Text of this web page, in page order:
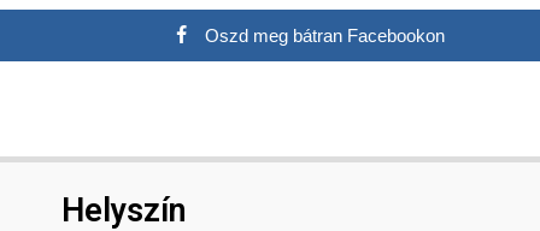
Oszd meg bátran Facebookon
Helyszín